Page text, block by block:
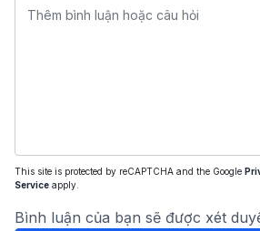
This site is protected by reCAPTCHA and the Google
Service apply.
Bình luận của bạn sẽ được xét